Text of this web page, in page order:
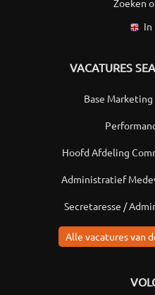
Zoeken
In
VACATURES
Base
Hoofd Afdeling
Administratief
Secretaresse /
Alle vacatures van